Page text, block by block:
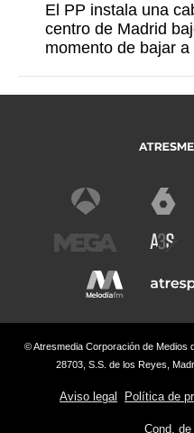
El PP instala una
centro de Madrid
momento de bajar
© Atresmedia Corporación de Medios
28703, S.S. de los Reyes,
Aviso legal Política de
Cond.